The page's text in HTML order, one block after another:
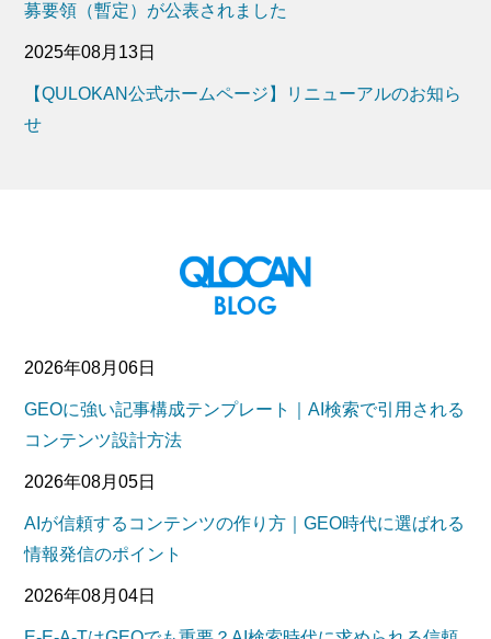
募要領（暫定）が公表されました
2025年08月13日
【QULOKAN公式ホームページ】リニューアルのお知ら
せ
2026年08月06日
GEOに強い記事構成テンプレート｜AI検索で引用される
コンテンツ設計方法
2026年08月05日
AIが信頼するコンテンツの作り方｜GEO時代に選ばれる
情報発信のポイント
2026年08月04日